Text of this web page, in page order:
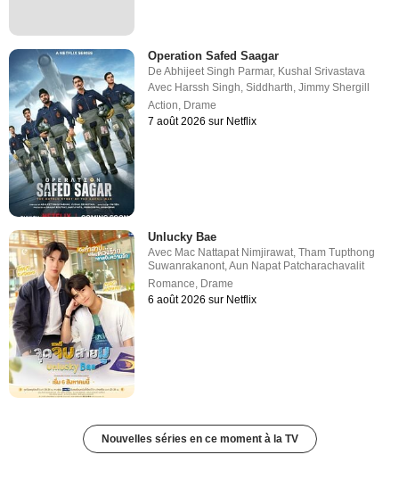
Operation Safed Saagar
DeAbhijeet Singh Parmar, Kushal Srivastava
Avec Harssh Singh ,Siddharth ,Jimmy Shergill
Action Drame
7 août 2026 sur Netflix
Unlucky Bae
Avec Mac Nattapat Nimjirawat,Tham Tupthong
Suwanrakanont,Aun Napat Patcharachavalit
Romance, Drame
6 août 2026 sur Netflix
Nouvelles séries en ce moment à la TV